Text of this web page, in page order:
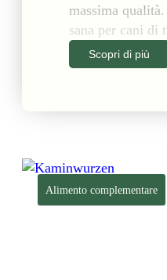
massima
sana per cani di
Scopri di più
Alimento complementare